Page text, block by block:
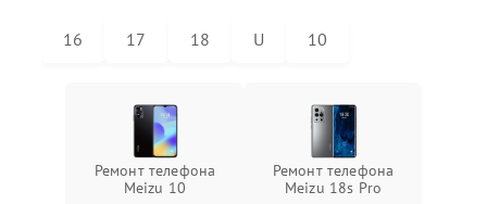
16 17 18 U 10
Ремонт телефона
Meizu 10
Ремонт телефона
Meizu 18s Pro